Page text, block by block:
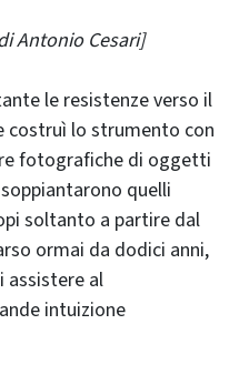
Antonio Cesari]
le resistenze verso il
costruì lo strumento con
fotografiche di oggetti
quelli
soltanto a partire dal
ormai da dodici anni,
assistere al
intuizione